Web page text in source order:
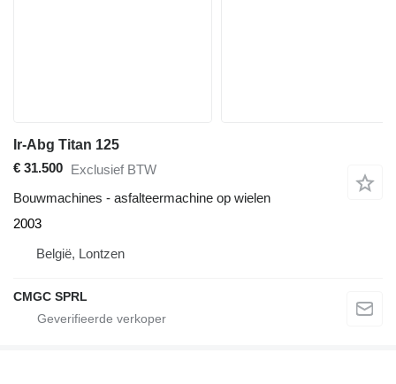
Ir-Abg Titan 125
€ 31.500 Exclusief BTW
Bouwmachines - asfalteermachine op wielen
2003
België, Lontzen
CMGC SPRL